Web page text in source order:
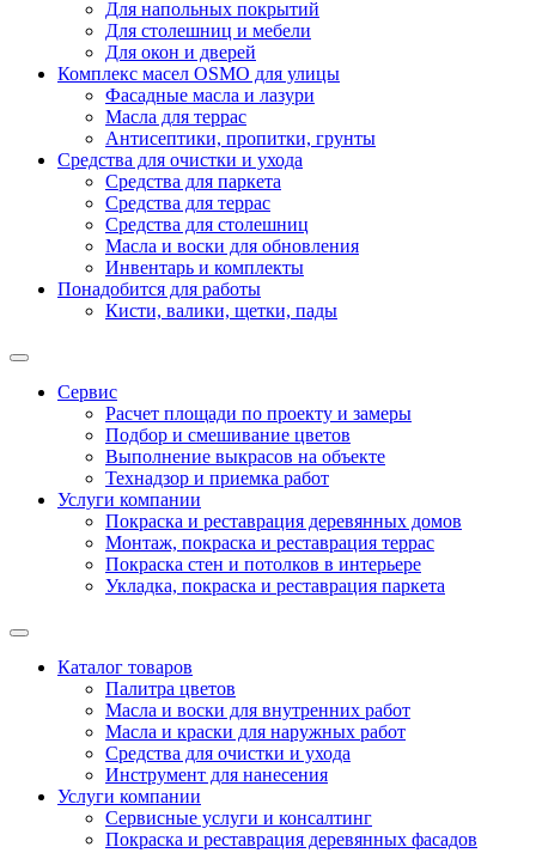
Для напольных покрытий
Для столешниц и мебели
Для окон и дверей
Комплекс масел OSMO для улицы
Фасадные масла и лазури
Масла для террас
Антисептики, пропитки, грунты
Средства для очистки и ухода
Средства для паркета
Средства для террас
Средства для столешниц
Масла и воски для обновления
Инвентарь и комплекты
Понадобится для работы
Кисти, валики, щетки, пады
Сервис
Расчет площади по проекту и замеры
Подбор и смешивание цветов
Выполнение выкрасов на объекте
Технадзор и приемка работ
Услуги компании
Покраска и реставрация деревянных домов
Монтаж, покраска и реставрация террас
Покраска стен и потолков в интерьере
Укладка, покраска и реставрация паркета
Каталог товаров
Палитра цветов
Масла и воски для внутренних работ
Масла и краски для наружных работ
Средства для очистки и ухода
Инструмент для нанесения
Услуги компании
Сервисные услуги и консалтинг
Покраска и реставрация деревянных фасадов